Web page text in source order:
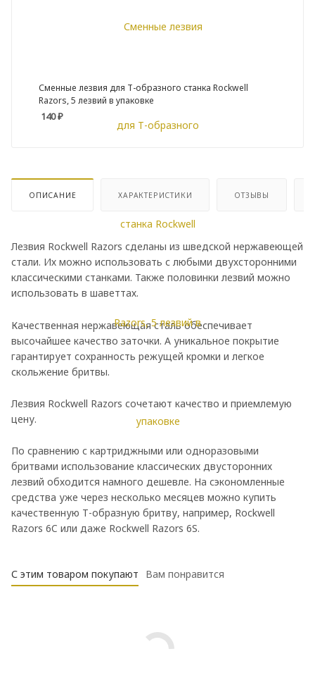
Сменные лезвия для Т-образного станка Rockwell
Razors, 5 лезвий в упаковке
140₽
ОПИСАНИЕ ХАРАКТЕРИСТИКИ ОТЗЫВЫ
Лезвия Rockwell Razors сделаны из шведской нержавеющей
стали. Их можно использовать с любыми двухсторонними
классическими станками. Также половинки лезвий можно
использовать в шаветтах.
Качественная нержавеющая сталь обеспечивает
высочайшее качество заточки. А уникальное покрытие
гарантирует сохранность режущей кромки и легкое
скольжение бритвы.
Лезвия Rockwell Razors сочетают качество и приемлемую
цену.
По сравнению с картриджными или одноразовыми
бритвами использование классических двусторонних
лезвий обходится намного дешевле. На сэкономленные
средства уже через несколько месяцев можно купить
качественную Т-образную бритву, например, Rockwell
Razors 6C или даже Rockwell Razors 6S.
С этим товаром покупают Вам понравится